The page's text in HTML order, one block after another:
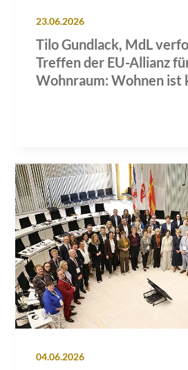
23.06.2026
Tilo Gundlack, MdL
Treffen der EU-Allianz
Wohnraum: Wohnen ist
04.06.2026